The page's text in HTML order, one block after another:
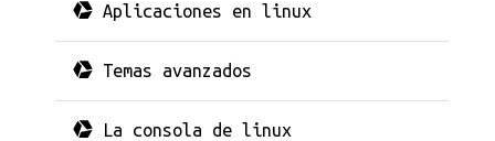
Aplicaciones en linux
Temas avanzados
La consola de linux